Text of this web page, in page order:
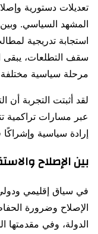
تعديلات دستورية
المشهد السياسي.
استجابة تدريجية
مرحلة سياسية مختلفة
لقد أثبتت التجربة أن
عبر مسارات تراكمية
إرادة سياسية
بين الإصلاح
في سياق إقليمي
الإصلاح وضرورة
الدولة، وفي مقدمتها